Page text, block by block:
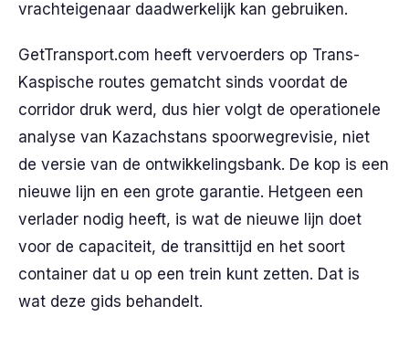
vrachteigenaar daadwerkelijk kan gebruiken.
GetTransport.com heeft vervoerders op Trans-
Kaspische routes gematcht sinds voordat de
corridor druk werd, dus hier volgt de operationele
analyse van Kazachstans spoorwegrevisie, niet
de versie van de ontwikkelingsbank. De kop is een
nieuwe lijn en een grote garantie. Hetgeen een
verlader nodig heeft, is wat de nieuwe lijn doet
voor de capaciteit, de transittijd en het soort
container dat u op een trein kunt zetten. Dat is
wat deze gids behandelt.